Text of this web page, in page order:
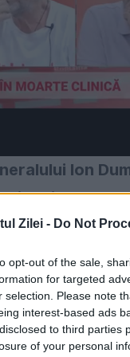
Zilei - Do Not
opt-out of the sale,
for targeted
selection. Please note
interest-based ads
to third parties
of your personal
Ion
estic punct
sunt
și mai
munte au
infanteriei